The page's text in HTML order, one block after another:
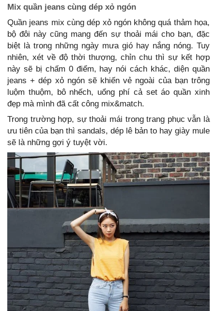
Mix quần jeans cùng dép xỏ ngón
Quần jeans mix cùng dép xỏ ngón không quá thảm họa,
bộ đôi này cũng mang đến sự thoải mái cho bạn, đặc
biệt là trong những ngày mưa gió hay nắng nóng. Tuy
nhiên, xét về độ thời thượng, chỉn chu thì sự kết hợp
này sẽ bị chấm 0 điểm, hay nói cách khác, diện quần
jeans + dép xỏ ngón sẽ khiến vẻ ngoài của bạn trông
luộm thuộm, bô nhếch, uổng phí cả set áo quần xinh
đẹp mà mình đã cất công mix&match.
Trong trường hợp, sự thoải mái trong trang phục vẫn là
ưu tiên của bạn thì sandals, dép lê bản to hay giày mule
sẽ là những gợi ý tuyệt vời.